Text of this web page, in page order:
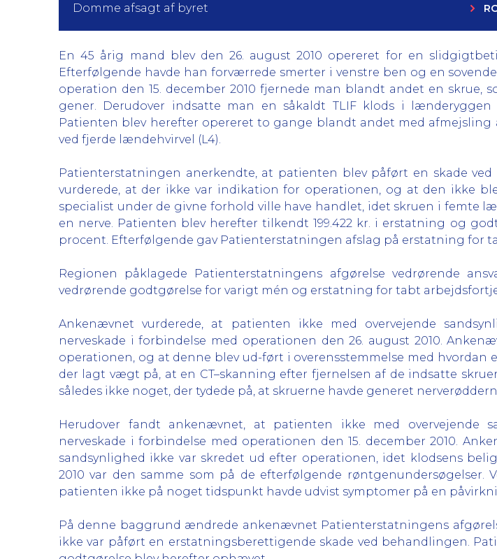
Domme afsagt af byret
En 45 årig mand blev den 26. august 2010 opereret for en
Efterfølgende havde han forværrede smerter i venstre ben og en
operation den 15. december 2010 fjernede man blandt andet en
gener. Derudover indsatte man en såkaldt TLIF klods i lænderyggen
Patienten blev herefter opereret to gange blandt andet med
ved fjerde lændehvirvel (L4).
Patienterstatningen anerkendte, at patienten blev påført en skade
vurderede, at der ikke var indikation for operationen, og at den ikke
specialist under de givne forhold ville have handlet, idet skruen i femte
en nerve. Patienten blev herefter tilkendt 199.422 kr. i erstatning og
procent. Efterfølgende gav Patienterstatningen afslag på erstatning for
Regionen påklagede Patienterstatningens afgørelse vedrørende
vedrørende godtgørelse for varigt mén og erstatning for tabt
Ankenævnet vurderede, at patienten ikke med overvejende
nerveskade i forbindelse med operationen den 26. august 2010.
operationen, og at denne blev ud-ført i overensstemmelse med hvordan
der lagt vægt på, at en CT–skanning efter fjernelsen af de indsatte
således ikke noget, der tydede på, at skruerne havde generet
Herudover fandt ankenævnet, at patienten ikke med overvejende
nerveskade i forbindelse med operationen den 15. december 2010.
sandsynlighed ikke var skredet ud efter operationen, idet klodsens
2010 var den samme som på de efterfølgende
patienten ikke på noget tidspunkt havde udvist symptomer på en
På denne baggrund ændrede ankenævnet Patienterstatningens
ikke var påført en erstatningsberettigende skade ved behandlingen.